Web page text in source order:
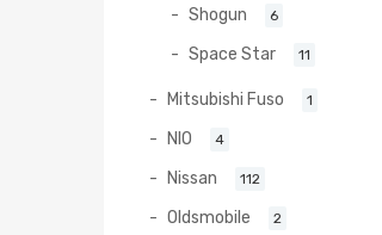
Shogun 6
Space Star 11
Mitsubishi Fuso 1
NIO 4
Nissan 112
Oldsmobile 2